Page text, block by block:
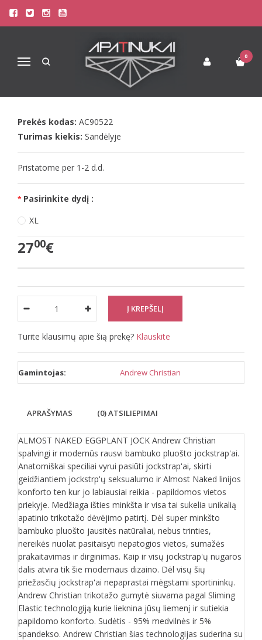
Navigacija
0
Pagrindinis
Apatinis Trikotažas Vyrams
Seksualūs Vyriški Apatiniai
ALMOST NAKED EGGPLANT JOCK
ANDREW CHRISTIAN JOCKSTRAP'AI
Prekės kodas: AC90522
Turimas kiekis: Sandėlyje
Pristatome per 1-2 d.d.
Pasirinkite dydį :
XL
2700€
Turite klausimų apie šią prekę? Klauskite
Gamintojas: Andrew Christian
APRAŠYMAS (0) ATSILIEPIMAI
ALMOST NAKED EGGPLANT JOCK Andrew Christian
spalvingi ir modernūs rausvi bambuko pluošto jockstrap'ai.
Anatomiškai speciliai vyrui pasiūti jockstrap'ai, skirti
geidžiantiem jockstrp'ų seksualumo ir Almost Naked linijos
konforto ten kur jo labiausiai reikia - papildomos vietos
priekyje. Medžiaga išties minkšta ir visa tai sukelia unikalią
apatinio trikotažo dėvėjimo patirtį. Dėl super minkšto
bambuko pluošto jausitės natūraliai, nebus trinties,
nereikės nuolat pasitaisyti nepatogios vietos, sumažės
prakaitavimas ir dirginimas. Kaip ir visų jockstrap'ų nugaros
dalis atvira tik šie modernaus dizaino. Dėl visų šių
priežasčių jockstrap'ai nepaprastai mėgstami sportininkų.
Andrew Christian trikotažo gumytė siuvama pagal Sliming
Elastic technologiją kurie lieknina jūsų liemenį ir sutiekia
papildomo konforto. Sudėtis - 95% medvilnės ir 5%
spandekso. Andrew Christian šias technologijas suderina su